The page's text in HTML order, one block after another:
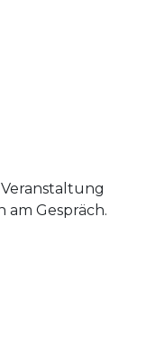
Veranstaltung
am Gespräch.